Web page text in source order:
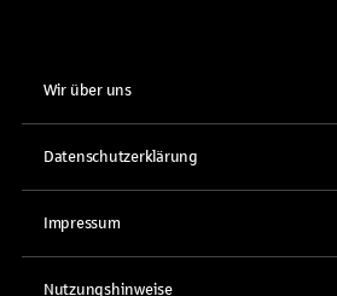
Wir über uns
Datenschutzerklärung
Impressum
Nutzungshinweise